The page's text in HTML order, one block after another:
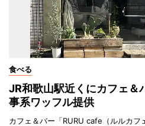
食べる
JR和歌山駅近くにカフェ
事系ワッフル提供
カフェ＆バー「RURU cafe（ルルカフ